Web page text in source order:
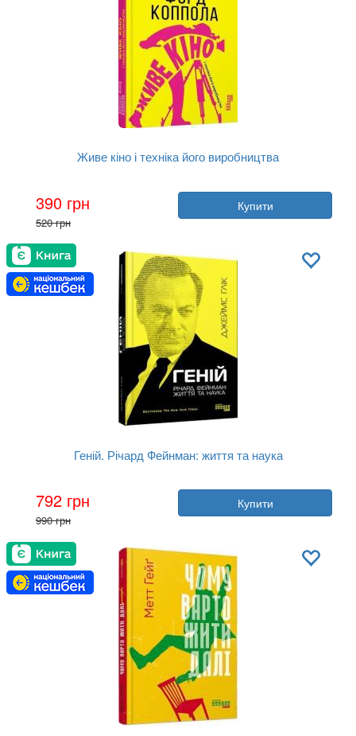
Живе кіно і техніка його виробництва
Френсіс Форд Коппола
Видавництво:Фабула
Мова:
390 грн
520 грн
Купити
Геній. Річард Фейнман: життя та наука
Джеймс Глік
Видавництво:Фабула
Мова:Українська
792 грн
990 грн
Купити